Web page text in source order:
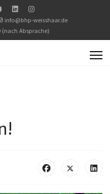
info@bhp-weisshaar.de
(nach Absprache)